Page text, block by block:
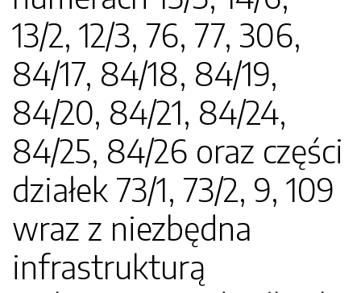
13/2, 12/3, 76, 77, 306,
84/17, 84/18, 84/19,
84/20, 84/21, 84/24,
84/25, 84/26 oraz części
działek 73/1, 73/2, 9, 109
wraz z niezbędna
infrastrukturą